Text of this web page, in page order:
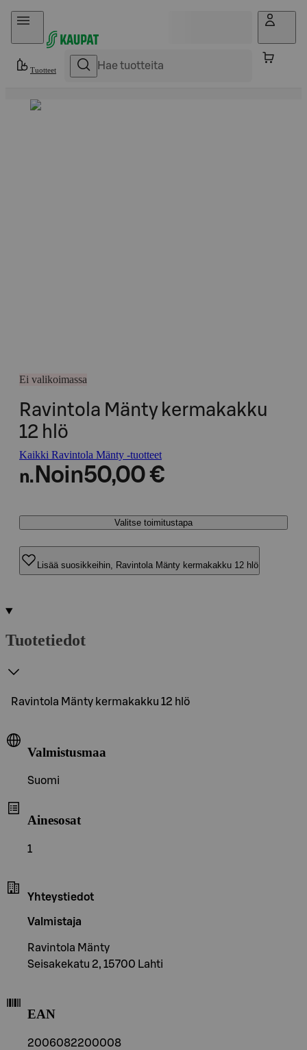
Hyppää sisältöön
Tuotteet
Ei valikoimassa
Ravintola Mänty kermakakku
12 hlö
Kaikki Ravintola Mänty -tuotteet
n. Noin50,00 €
Valitse toimitustapa
Lisää suosikkeihin, Ravintola Mänty kermakakku 12 hlö
Tuotetiedot
Ravintola Mänty kermakakku 12 hlö
Valmistusmaa
Suomi
Ainesosat
1
Yhteystiedot
Valmistaja
Ravintola Mänty
Seisakekatu 2, 15700 Lahti
EAN
2006082200008